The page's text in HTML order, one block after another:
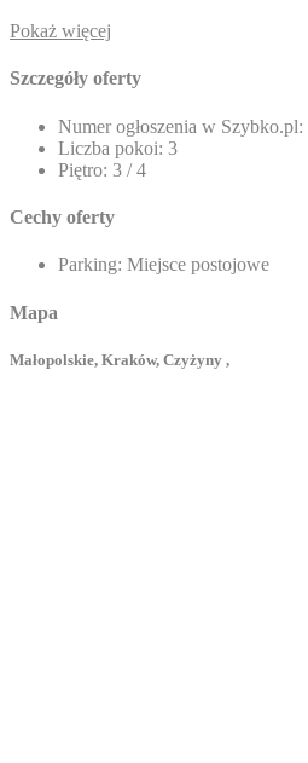
Pokaż więcej
Szczegóły oferty
Numer ogłoszenia w Szybko.pl:
Liczba pokoi: 3
Piętro: 3 / 4
Cechy oferty
Parking: Miejsce postojowe
Mapa
Małopolskie, Kraków, Czyżyny ,